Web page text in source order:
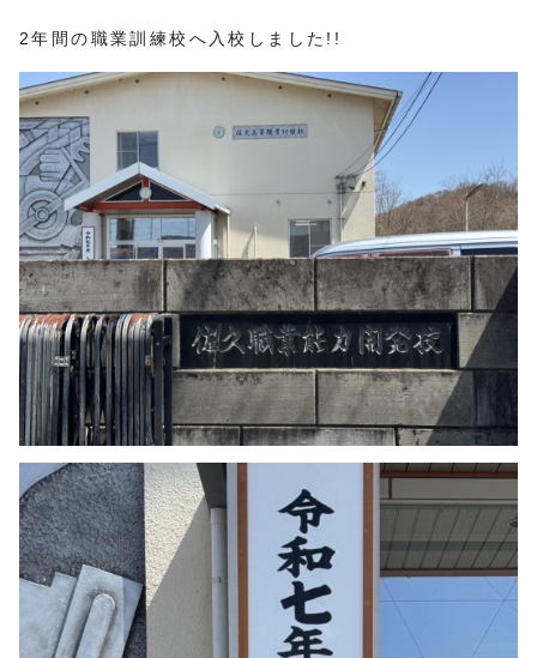
2年間の職業訓練校へ入校しました!!